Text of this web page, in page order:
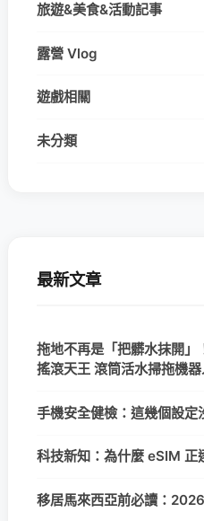
旅遊&美食&活動記事
露營 Vlog
遊戲相關
未分類
最新文章
拖地不再是「把髒水抹開
搖滾天王 滾筒活水掃拖機器
手機安全健檢：這幾個設定
科技新知：為什麼 eSIM 正
移居馬來西亞前必讀：